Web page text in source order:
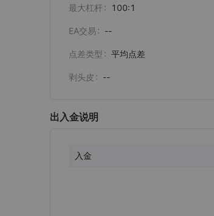
最大杠杆 100:1
EA交易 --
点差类型 平均点差
剥头皮 --
出入金说明
入金